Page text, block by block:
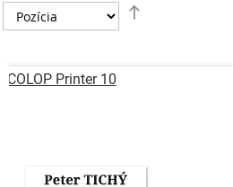
COLOP Printer 10